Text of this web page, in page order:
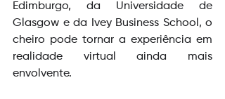
Edimburgo, da Universidade de
Glasgow e da Ivey Business School, o
cheiro pode tornar a experiência em
realidade virtual ainda mais
envolvente.